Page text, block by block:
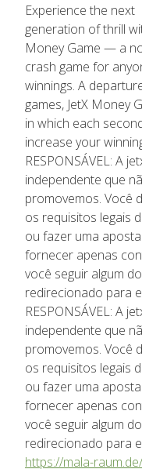
Experience the next
generation of thrill
Money Game — a
crash game for
winnings. A
games, JetX Money
in which each
increase your
RESPONSÁVEL: A
independente que
promovemos. Você
os requisitos legais
ou fazer uma
fornecer apenas
você seguir algum
redirecionado para
RESPONSÁVEL: A
independente que
promovemos. Você
os requisitos legais
ou fazer uma
fornecer apenas
você seguir algum
redirecionado para
https://mala-